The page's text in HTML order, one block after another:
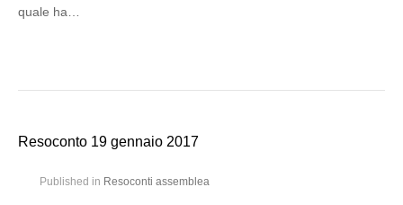
quale ha…
Resoconto 19 gennaio 2017
Published in Resoconti assemblea